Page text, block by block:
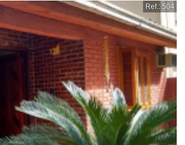
Ref.: 504